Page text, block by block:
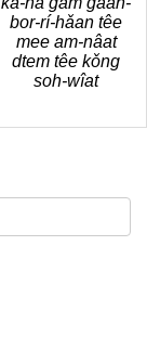
bor-rí-hǎan têe
mee am-nâat
dtem têe kǒng
soh-wîat